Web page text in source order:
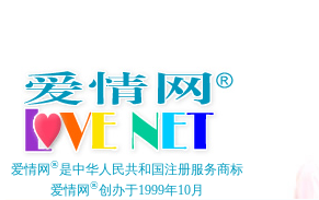
爱情网®是中华人民共和国注册服务商标
爱情网®创办于1999年10月